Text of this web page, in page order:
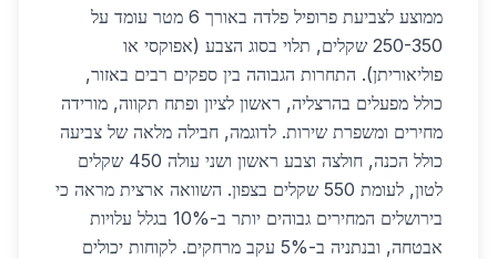
ממוצע לצביעת פרופיל פלדה באורך 6 מטר עומד על
250-350 שקלים, תלוי בסוג הצבע (אפוקסי או
פוליאוריתן). התחרות הגבוהה בין ספקים רבים באזור,
כולל מפעלים בהרצליה, ראשון לציון ופתח תקווה, מורידה
מחירים ומשפרת שירות. לדוגמה, חבילה מלאה של צביעה
כולל הכנה, חולצה וצבע ראשון ושני עולה 450 שקלים
לטון, לעומת 550 שקלים בצפון. השוואה ארצית מראה כי
בירושלים המחירים גבוהים יותר ב-10% בגלל עלויות
אבטחה, ובנתניה ב-5% עקב מרחקים. לקוחות יכולים